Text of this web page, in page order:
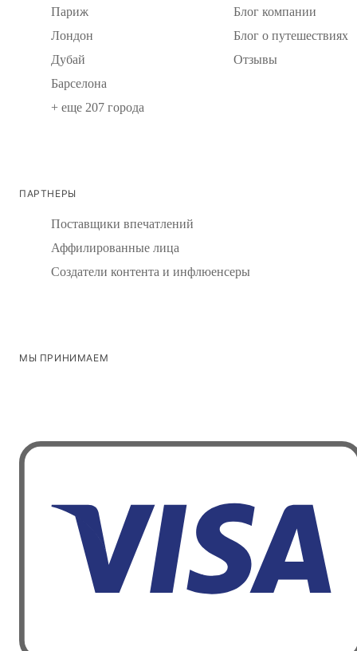
Париж
Лондон
Дубай
Барселона
+ еще 207 города
Блог компании
Блог о путешествиях
Отзывы
ПАРТНЕРЫ
Поставщики впечатлений
Аффилированные лица
Создатели контента и инфлюенсеры
МЫ ПРИНИМАЕМ